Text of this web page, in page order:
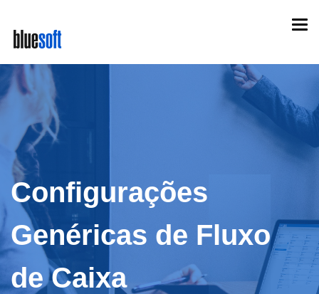
main
content
Configurações
Genéricas de Fluxo
de Caixa